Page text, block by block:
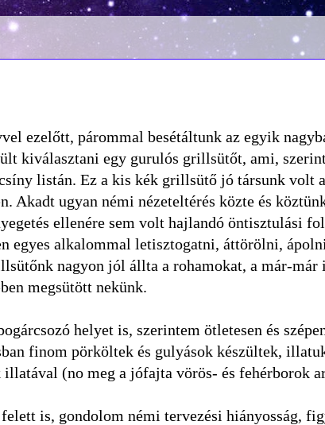
ezelőtt, párommal besétáltunk az egyik
kiválasztani egy gurulós grillsütőt, ami,
listán. Ez a kis kék grillsütő jó társunk volt
Akadt ugyan némi nézeteltérés közte és
ellenére sem volt hajlandó öntisztulási
egyes alkalommal letisztogatni, áttörölni,
nagyon jól állta a rohamokat, a már-már
megsütött nekünk.
helyet is, szerintem ötletesen és
finom pörköltek és gulyások készültek,
(no meg a jófajta vörös- és fehérborok
is, gondolom némi tervezési hiányosság,